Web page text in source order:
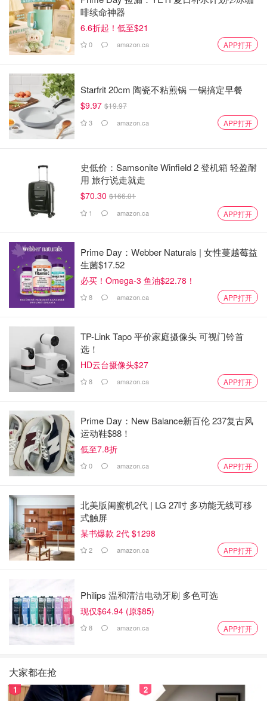
啡续命神器
6.6折起！低至$21
0 amazon.ca APP打开
Starfrit 20cm 陶瓷不粘煎锅 一锅搞定早餐
$9.97 $19.97
3 amazon.ca APP打开
史低价：Samsonite Winfield 2 登机箱 轻盈耐
用 旅行说走就走
$70.30 $166.01
1 amazon.ca APP打开
Prime Day：Webber Naturals | 女性蔓越莓益
生菌$17.52
必买！Omega-3 鱼油$22.78！
8 amazon.ca APP打开
TP-Link Tapo 平价家庭摄像头 可视门铃首
选！
HD云台摄像头$27
8 amazon.ca APP打开
Prime Day：New Balance新百伦 237复古风
运动鞋$88！
低至7.8折
0 amazon.ca APP打开
北美版闺蜜机2代 | LG 27吋 多功能无线可移
式触屏
某书爆款 2代 $1298
2 amazon.ca APP打开
Philips 温和清洁电动牙刷 多色可选
现仅$64.94 (原$85)
8 amazon.ca APP打开
大家都在抢
1 2